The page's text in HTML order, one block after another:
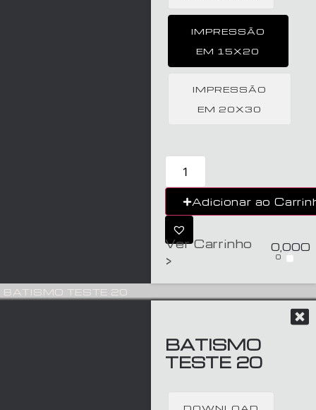
IMPRESSÃO
EM 15X20
IMPRESSÃO
EM 20X30
Adicionar ao
Ver Carrinho
>
0,00€
0
BATISMO TESTE 20
BATISMO
TESTE 20